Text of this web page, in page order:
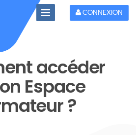
CONNEXION
Toggle
Navigation
accéder
Espace
?